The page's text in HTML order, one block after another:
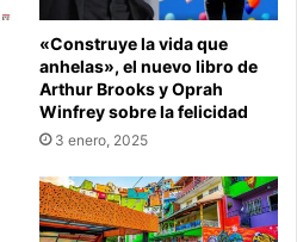
«Construye la vida que
anhelas», el nuevo libro de
Arthur Brooks y Oprah
Winfrey sobre la felicidad
3 enero, 2025